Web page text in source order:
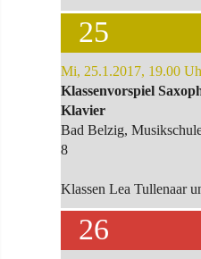
25
Mi, 25.1.2017, 19.00
Klassenvorspiel
Klavier
Bad Belzig,
8
Klassen Lea Tullenaar
26